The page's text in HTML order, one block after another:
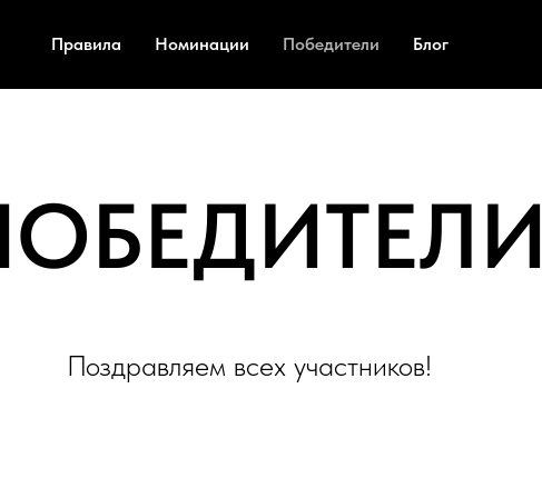
Правила Номинации Победители Блог
Поздравляем всех участников!